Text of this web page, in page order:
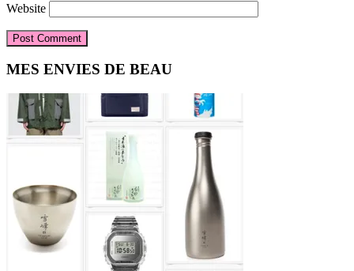
Website
Primary
Sidebar
MES ENVIES DE BEAU